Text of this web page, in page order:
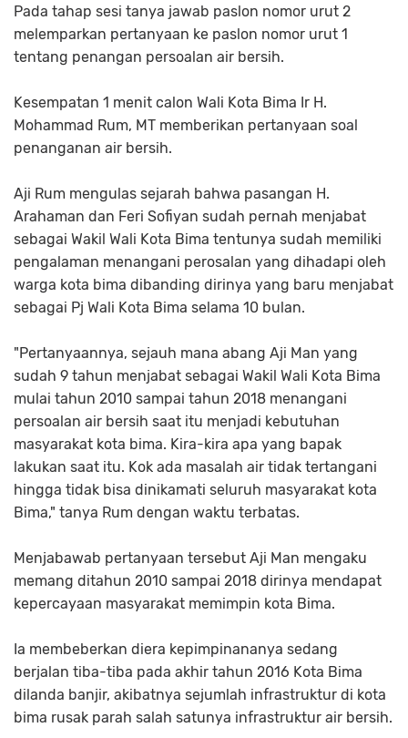
Pada tahap sesi tanya jawab paslon nomor urut 2
melemparkan pertanyaan ke paslon nomor urut 1
tentang penangan persoalan air bersih.
Kesempatan 1 menit calon Wali Kota Bima Ir H.
Mohammad Rum, MT memberikan pertanyaan soal
penanganan air bersih.
Aji Rum mengulas sejarah bahwa pasangan H.
Arahaman dan Feri Sofiyan sudah pernah menjabat
sebagai Wakil Wali Kota Bima tentunya sudah memiliki
pengalaman menangani perosalan yang dihadapi oleh
warga kota bima dibanding dirinya yang baru menjabat
sebagai Pj Wali Kota Bima selama 10 bulan.
"Pertanyaannya, sejauh mana abang Aji Man yang
sudah 9 tahun menjabat sebagai Wakil Wali Kota Bima
mulai tahun 2010 sampai tahun 2018 menangani
persoalan air bersih saat itu menjadi kebutuhan
masyarakat kota bima. Kira-kira apa yang bapak
lakukan saat itu. Kok ada masalah air tidak tertangani
hingga tidak bisa dinikamati seluruh masyarakat kota
Bima," tanya Rum dengan waktu terbatas.
Menjabawab pertanyaan tersebut Aji Man mengaku
memang ditahun 2010 sampai 2018 dirinya mendapat
kepercayaan masyarakat memimpin kota Bima.
Ia membeberkan diera kepimpinananya sedang
berjalan tiba-tiba pada akhir tahun 2016 Kota Bima
dilanda banjir, akibatnya sejumlah infrastruktur di kota
bima rusak parah salah satunya infrastruktur air bersih.